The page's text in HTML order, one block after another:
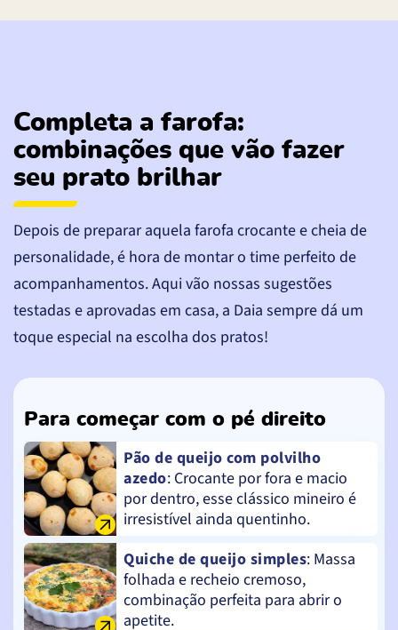
Completa a farofa:
combinações que vão fazer
seu prato brilhar
Depois de preparar aquela farofa crocante e cheia de
personalidade, é hora de montar o time perfeito de
acompanhamentos. Aqui vão nossas sugestões
testadas e aprovadas em casa, a Daia sempre dá um
toque especial na escolha dos pratos!
Para começar com o pé direito
Pão de queijo com polvilho
azedo: Crocante por fora e macio
por dentro, esse clássico mineiro é
irresistível ainda quentinho.
Quiche de queijo simples: Massa
folhada e recheio cremoso,
combinação perfeita para abrir o
apetite.